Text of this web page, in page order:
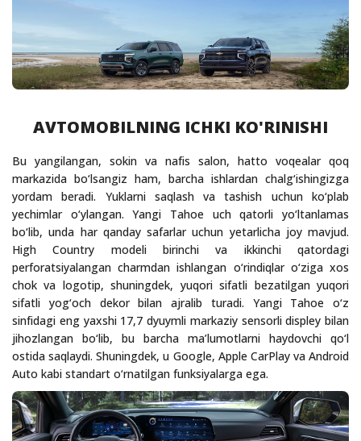
AVTOMOBILNING ICHKI KO'RINISHI
Bu yangilangan, sokin va nafis salon, hatto voqealar qoq
markazida bo‘lsangiz ham, barcha ishlardan chalg‘ishingizga
yordam beradi. Yuklarni saqlash va tashish uchun ko‘plab
yechimlar o‘ylangan. Yangi Tahoe uch qatorli yo‘ltanlamas
bo‘lib, unda har qanday safarlar uchun yetarlicha joy mavjud.
High Country modeli birinchi va ikkinchi qatordagi
perforatsiyalangan charmdan ishlangan o‘rindiqlar o‘ziga xos
chok va logotip, shuningdek, yuqori sifatli bezatilgan yuqori
sifatli yog‘och dekor bilan ajralib turadi. Yangi Tahoe o‘z
sinfidagi eng yaxshi 17,7 dyuymli markaziy sensorli displey bilan
jihozlangan bo‘lib, bu barcha ma’lumotlarni haydovchi qo‘l
ostida saqlaydi. Shuningdek, u Google, Apple CarPlay va Android
Auto kabi standart o‘rnatilgan funksiyalarga ega.